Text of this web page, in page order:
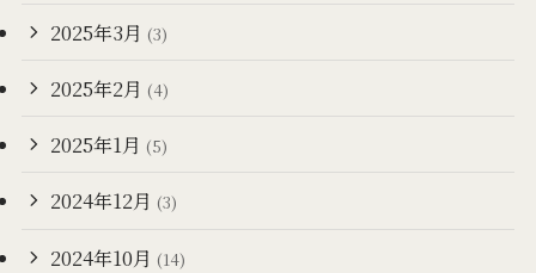
2025年3月 (3)
2025年2月 (4)
2025年1月 (5)
2024年12月 (3)
2024年10月 (14)